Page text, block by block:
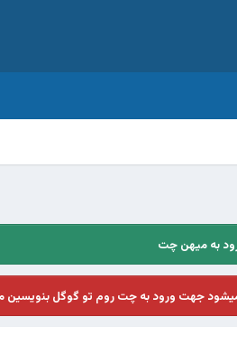
به میهن چت
جهت ورود به چت روم تو گوگل بنویسین